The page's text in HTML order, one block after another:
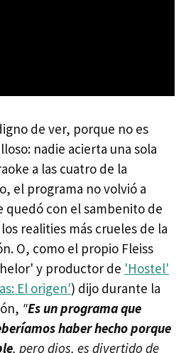
de ver, porque no es
nadie acierta una sola
a las cuatro de la
el programa no volvió a
quedó con el sambenito de
realities más crueles de la
O, como el propio Fleiss
y productor de 'Hostel'
El origen') dijo durante la
"Es un programa que
haber hecho porque
, pero dios, es divertido de